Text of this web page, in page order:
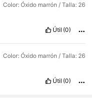
Color: Óxido marrón / Talla: 26
Útil (0)
Color: Óxido marrón / Talla: 26
Útil (0)